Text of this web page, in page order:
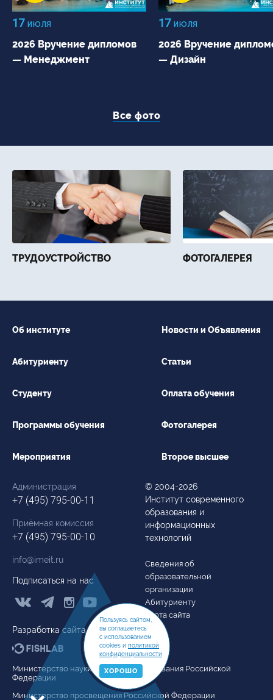
17июля
2026 Вручение дипломов
— Менеджмент
17июля
2026 Вручение
— Дизайн
Все фото
ТРУДОУСТРОЙСТВО ФОТОГАЛЕРЕЯ
Об институте
Абитуриенту
Студенту
Программы обучения
Мероприятия
Новости и Объявления
Статьи
Оплата обучения
Фотогалерея
Второе высшее
Подписаться на нас
  
Разработка сайта
Министерство науки и высшего образования Российской
Федерации
Министерство просвещения Российской Федерации
Администрация
+7 (495) 795-00-11
Приёмная комиссия
+7 (495) 795-00-10
info@imeit.ru
© 2004-2026
Институт современного
образования и
информационных
технологий
Сведения об
образовательной
организации
Абитуриенту
Карта сайта
Пользуясь сайтом,
вы соглашаетесь
с использованием
cookies и политикой
конфиденциальности
ХОРОШО